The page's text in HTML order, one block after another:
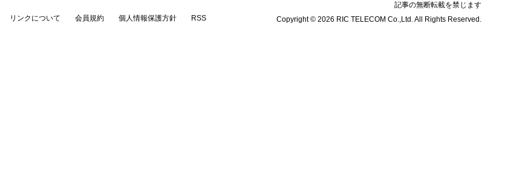
リンクについて 会員規約 個人情報保護方針 RSS
記事の無断転載を禁じます
Copyright © 2026 RIC TELECOM Co.,Ltd. All Rights Reserved.